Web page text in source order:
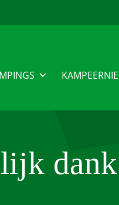
dank